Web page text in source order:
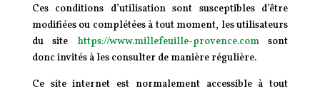
Ces conditions d’utilisation sont susceptibles d’être
modifiées ou complétées à tout moment, les utilisateurs
du site https://www.millefeuille-provence.comsont
donc invités à les consulter de manière régulière.
Ce site internet est normalement accessible à tout